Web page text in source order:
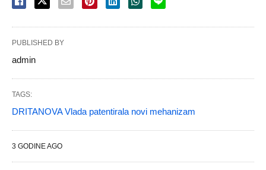
PUBLISHED BY
admin
TAGS:
DRITANOVA Vlada patentirala novi mehanizam
3 GODINE AGO